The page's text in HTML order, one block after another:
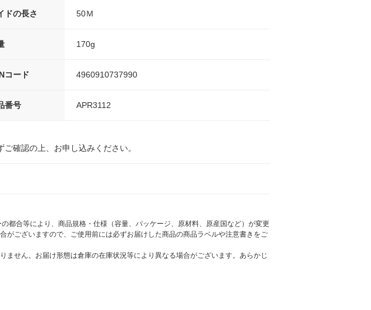
ドの長さ 50Ｍ
170g
コード 4960910737990
番号 APR3112
確認の上、お申し込みください。
都合等により、商品規格・仕様（容量、パッケージ、原材料、原産国など）が変更
ございますので、ご使用前には必ずお届けした商品の商品ラベルや注意書きをご
せん。お届け形態は倉庫の在庫状況等により異なる場合がございます。あらかじ